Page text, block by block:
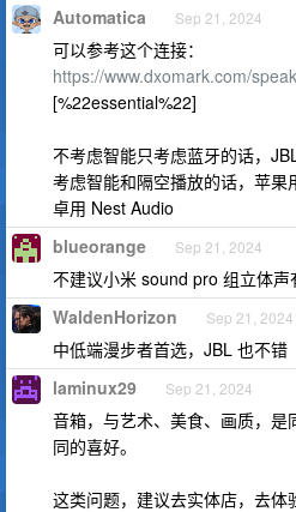
Automatica Sep 21, 2024
可以参考这个连接：
https://www.dxomark.com/
[%22essential%22]
不考虑智能只考虑蓝牙的话，
考虑智能和隔空播放的话，苹
卓用 Nest Audio
blueorange Sep 21, 2024
不建议小米 sound pro 组立体声
WaldenHorizon Sep 21, 2024
中低端漫步者首选，JBL 也不错
laminux29 Sep 21, 2024
音箱，与艺术、美食、画质，
同的喜好。
这类问题，建议去实体店，去体